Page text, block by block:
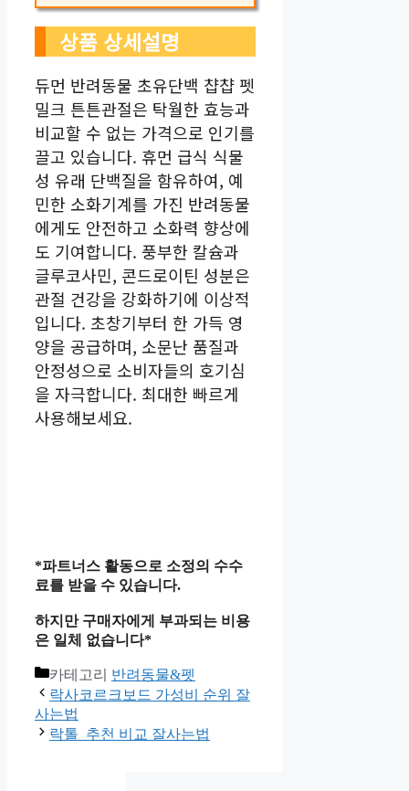
상품 상세설명
듀먼 반려동물 초유단백 챱챱 펫
밀크 튼튼관절은 탁월한 효능과
비교할 수 없는 가격으로 인기를
끌고 있습니다. 휴먼 급식 식물
성 유래 단백질을 함유하여, 예
민한 소화기계를 가진 반려동물
에게도 안전하고 소화력 향상에
도 기여합니다. 풍부한 칼슘과
글루코사민, 콘드로이틴 성분은
관절 건강을 강화하기에 이상적
입니다. 초창기부터 한 가득 영
양을 공급하며, 소문난 품질과
안정성으로 소비자들의 호기심
을 자극합니다. 최대한 빠르게
사용해보세요.
*파트너스 활동으로 소정의 수수
료를 받을 수 있습니다.
하지만 구매자에게 부과되는 비용
은 일체 없습니다*
카테고리 반려동물&펫
락사코르크보드 가성비 순위 잘
사는법
락톨 추천 비교 잘사는법